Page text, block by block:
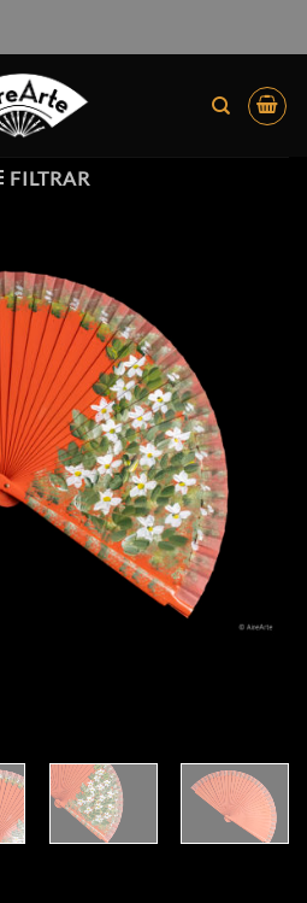
FILTRAR